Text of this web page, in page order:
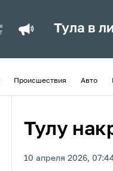
Тула в
Происшествия Авто
Тулу
10 апреля 2026,